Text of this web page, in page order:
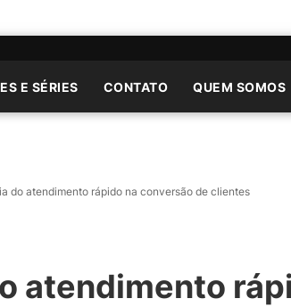
E SÉRIES CONTATO QUEM SOMOS
do atendimento rápido na conversão de clientes
atendimento